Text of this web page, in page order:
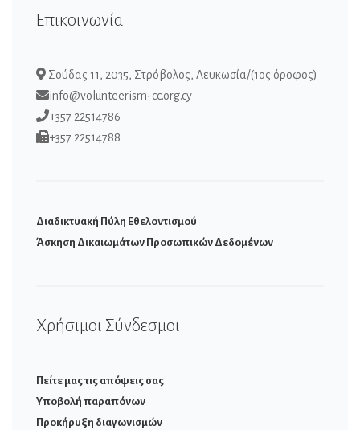
Επικοινωνία
Σούδας 11, 2035, Στρόβολος, Λευκωσία/(1ος όροφος)
info@volunteerism-cc.org.cy
+357 22514786
+357 22514788
Διαδικτυακή Πύλη Εθελοντισμού
Άσκηση Δικαιωμάτων Προσωπικών Δεδομένων
Χρήσιμοι Σύνδεσμοι
Πείτε μας τις απόψεις σας
Υποβολή παραπόνων
Προκήρυξη διαγωνισμών